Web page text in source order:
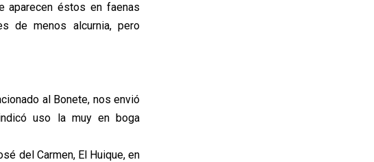
aparecen éstos en faenas
de menos alcurnia, pero
al Bonete, nos envió
uso la muy en boga
del Carmen, El Huique, en